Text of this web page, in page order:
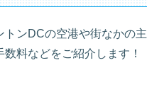
トンDCの空港や街なかの
料などをご紹介します！